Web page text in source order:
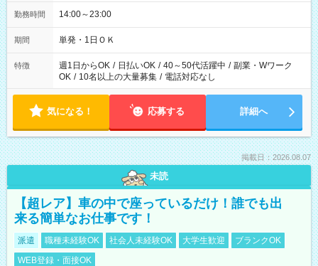
勤務時間 14:00～23:00
期間 単発・1日ＯＫ
特徴 週1日からOK / 日払いOK / 40～50代活躍中 / 副業・Wワーク
OK / 10名以上の大量募集 / 電話対応なし
気になる！ 応募する 詳細へ
掲載日：2026.08.07
未読
【超レア】車の中で座っているだけ！誰でも出
来る簡単なお仕事です！
派遣 職種未経験OK 社会人未経験OK 大学生歓迎
ブランクOK
WEB登録・面接OK